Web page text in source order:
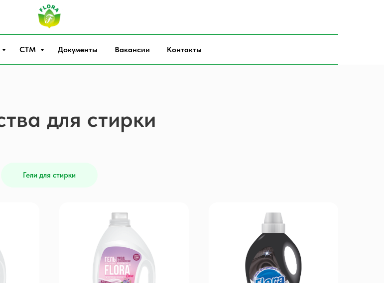
СТМ Документы Вакансии Контакты
для стирки
Гели для стирки